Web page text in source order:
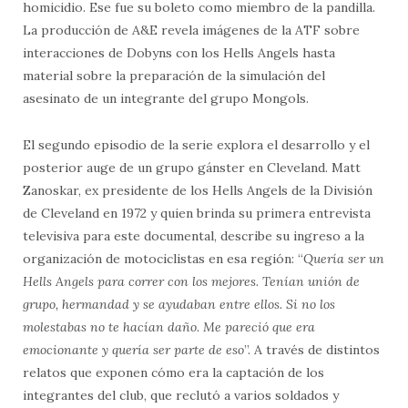
homicidio. Ese fue su boleto como miembro de la pandilla.
La producción de A&E revela imágenes de la ATF sobre
interacciones de Dobyns con los Hells Angels hasta
material sobre la preparación de la simulación del
asesinato de un integrante del grupo Mongols.
El segundo episodio de la serie explora el desarrollo y el
posterior auge de un grupo gánster en Cleveland. Matt
Zanoskar, ex presidente de los Hells Angels de la División
de Cleveland en 1972 y quien brinda su primera entrevista
televisiva para este documental, describe su ingreso a la
organización de motociclistas en esa región: “Quería ser un
Hells Angels para correr con los mejores. Tenían unión de
grupo, hermandad y se ayudaban entre ellos. Si no los
molestabas no te hacían daño. Me pareció que era
emocionante y quería ser parte de eso”. A través de distintos
relatos que exponen cómo era la captación de los
integrantes del club, que reclutó a varios soldados y